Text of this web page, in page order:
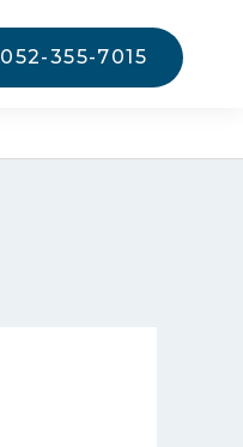
052-355-7015